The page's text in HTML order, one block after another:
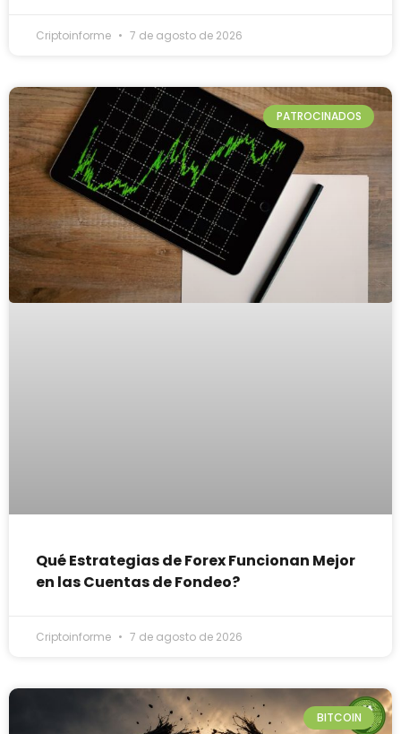
Criptoinforme 7 de agosto de 2026
PATROCINADOS
Qué Estrategias de Forex Funcionan Mejor
en las Cuentas de Fondeo?
Criptoinforme 7 de agosto de 2026
BITCOIN